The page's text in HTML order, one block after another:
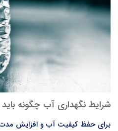
شرایط نگهداری آب چگونه
برای حفظ کیفیت آب و افزایش مدت